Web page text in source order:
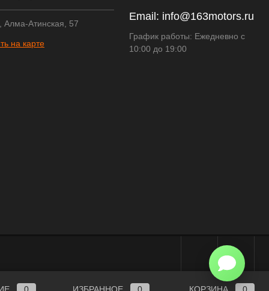
Алма-Атинская, 57
на карте
Email: info@163motors.ru
График работы: Ежедневно с
10:00 до 19:00
0 ИЗБРАННОЕ 0 КОРЗИНА 0